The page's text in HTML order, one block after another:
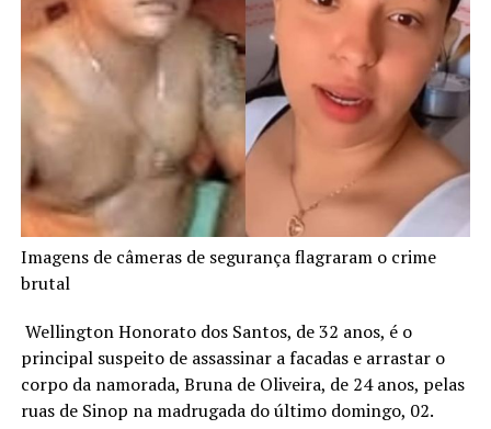
Imagens de câmeras de segurança flagraram o crime
brutal
Wellington Honorato dos Santos, de 32 anos, é o
principal suspeito de assassinar a facadas e arrastar o
corpo da namorada, Bruna de Oliveira, de 24 anos, pelas
ruas de Sinop na madrugada do último domingo, 02.